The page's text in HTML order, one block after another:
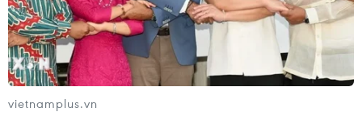
xấu độc trên mạng
08/08/2026 05:35
Xem thêm
vietnamplus.vn